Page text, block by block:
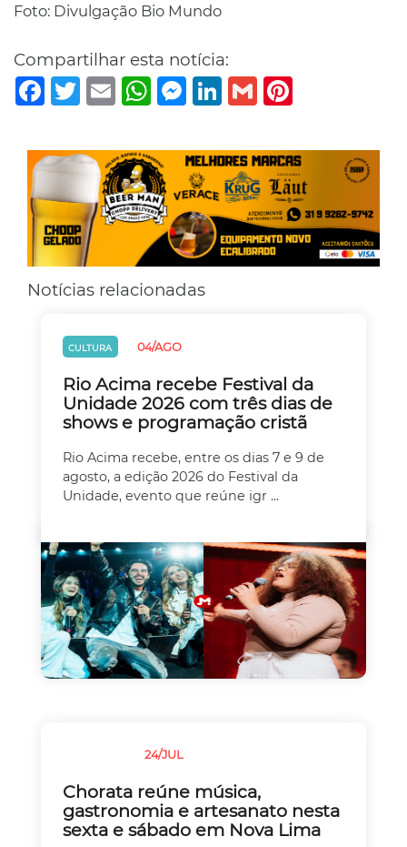
Foto: Divulgação Bio Mundo
Compartilhar esta notícia:
Facebook
TwitterEmail WhatsAppMessenger
LinkedIn
Gmail
Notícias relacionadas
CULTURA 04/AGO
Rio Acima recebe Festival da
Unidade 2026 com três dias de
shows e programação cristã
Rio Acima recebe, entre os dias 7 e 9 de
agosto, a edição 2026 do Festival da
Unidade, evento que reúne igr ...
24/JUL
Chorata reúne música,
gastronomia e artesanato nesta
sexta e sábado em Nova Lima